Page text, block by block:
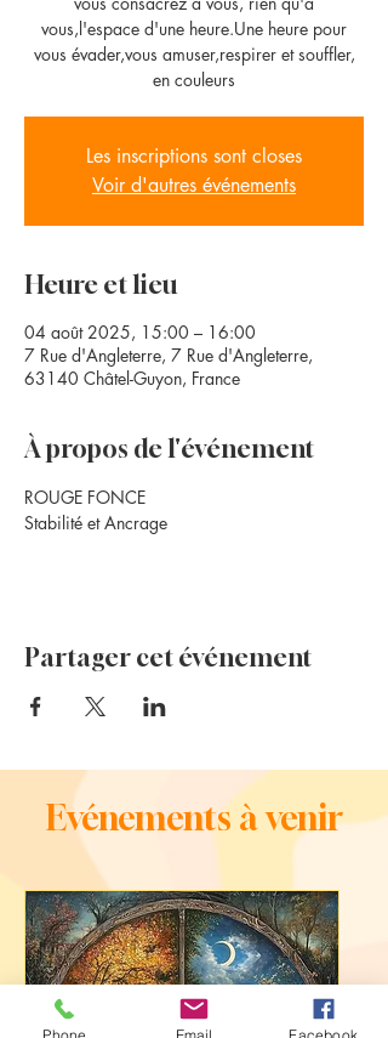
vous,l'espace d'une heure.Une heure pour
vous évader,vous amuser,respirer et souffler,
en couleurs
Les inscriptions sont closes
Voir d'autres événements
Heure et lieu
04 août 2025, 15:00 – 16:00
7 Rue d'Angleterre, 7 Rue d'Angleterre,
63140 Châtel-Guyon, France
À propos de l'événement
ROUGE FONCE
Stabilité et Ancrage
Partager cet événement
Evénements à venir
Phone Email Facebook